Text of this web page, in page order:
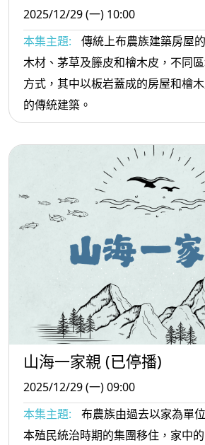
2025/12/29 (一) 10:00
本集主題:
傳統上布農族建築房屋
木材、茅草及籐皮和檜木皮，不同
方式，其中以板岩蓋成的房屋和檜
的傳統建築。
山海一家親 (已停播)
2025/12/29 (一) 09:00
本集主題:
布農族由過去以家為單
本殖民統治時期的集團移住，家中